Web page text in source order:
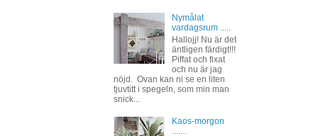
Nymålat
vardagsrum .....
Hallojj! Nu är det
äntligen färdigt!!!
Piffat och fixat
och nu är jag
nöjd. Ovan kan ni se en liten
tjuvtitt i spegeln, som min man
snick...
Kaos-morgon